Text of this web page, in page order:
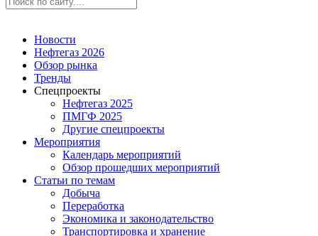
Новости
Нефтегаз 2026
Обзор рынка
Тренды
Спецпроекты
Нефтегаз 2025
ПМГФ 2025
Другие спецпроекты
Мероприятия
Календарь мероприятий
Обзор прошедших мероприятий
Статьи по темам
Добыча
Переработка
Экономика и законодательство
Транспортировка и хранение